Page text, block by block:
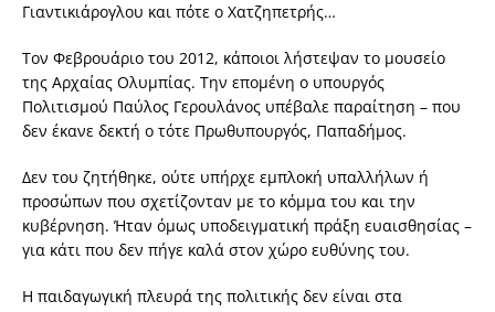
Γιαντικιάρογλου και πότε ο Χατζηπετρής…
Τον Φεβρουάριο του 2012, κάποιοι λήστεψαν το μουσείο
της Αρχαίας Ολυμπίας. Την επομένη ο υπουργός
Πολιτισμού Παύλος Γερουλάνος υπέβαλε παραίτηση – που
δεν έκανε δεκτή ο τότε Πρωθυπουργός, Παπαδήμος.
Δεν του ζητήθηκε, ούτε υπήρχε εμπλοκή υπαλλήλων ή
προσώπων που σχετίζονταν με το κόμμα του και την
κυβέρνηση. Ήταν όμως υποδειγματική πράξη ευαισθησίας –
για κάτι που δεν πήγε καλά στον χώρο ευθύνης του.
Η παιδαγωγική πλευρά της πολιτικής δεν είναι στα